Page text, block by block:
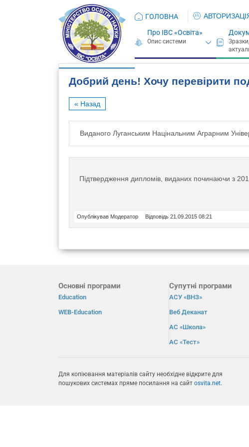
ГОЛОВНА
Про ІВС «Освіта»
Добрий день! Хочу перевірити
« Назад
Виданого Луганським Націнальним Аграрним
Підтвердження дипломів, виданих починаючи з
Опублікував Модератор Відповідь 21.09.2015 08:21
Основні програми
Education
WEB-Education
Супутні програми
АСУ «ВНЗ»
Веб Деканат
АС «Школа»
АС «Тест»
Для копіювання матеріалів сайту необхідне відкрите для
пошукових системах пряме посилання на сайт osvita.net.